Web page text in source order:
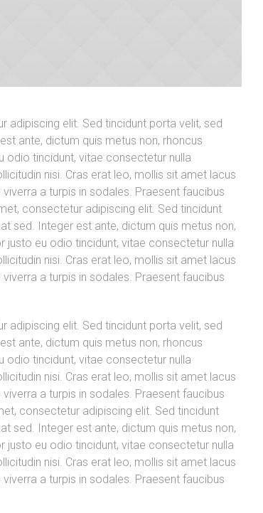
adipiscing elit. Sed tincidunt porta velit, sed
ante, dictum quis metus non, rhoncus
odio tincidunt, vitae consectetur nulla
nisi. Cras erat leo, mollis sit amet lacus
a turpis in sodales. Praesent faucibus
consectetur adipiscing elit. Sed tincidunt
sed. Integer est ante, dictum quis metus non,
justo eu odio tincidunt, vitae consectetur nulla
nisi. Cras erat leo, mollis sit amet lacus
a turpis in sodales. Praesent faucibus
adipiscing elit. Sed tincidunt porta velit, sed
ante, dictum quis metus non, rhoncus
odio tincidunt, vitae consectetur nulla
nisi. Cras erat leo, mollis sit amet lacus
a turpis in sodales. Praesent faucibus
consectetur adipiscing elit. Sed tincidunt
sed. Integer est ante, dictum quis metus non,
justo eu odio tincidunt, vitae consectetur nulla
nisi. Cras erat leo, mollis sit amet lacus
a turpis in sodales. Praesent faucibus